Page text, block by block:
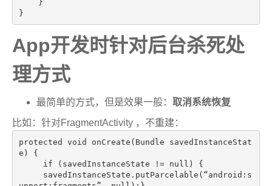
App开发时针对后台杀死处
理方式
最简单的方式，但是效果一般： 取消系统恢复
比如：针对FragmentActivity ，不重建：
protected void onCreate (Bundle savedInstanceStat
e)
{
if (savedInstanceState != null ) {